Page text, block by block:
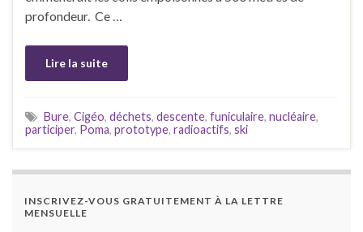
profondeur. Ce …
Lire la suite
Bure, Cigéo, déchets, descente, funiculaire, nucléaire,
participer, Poma, prototype, radioactifs, ski
INSCRIVEZ-VOUS GRATUITEMENT À LA LETTRE
MENSUELLE